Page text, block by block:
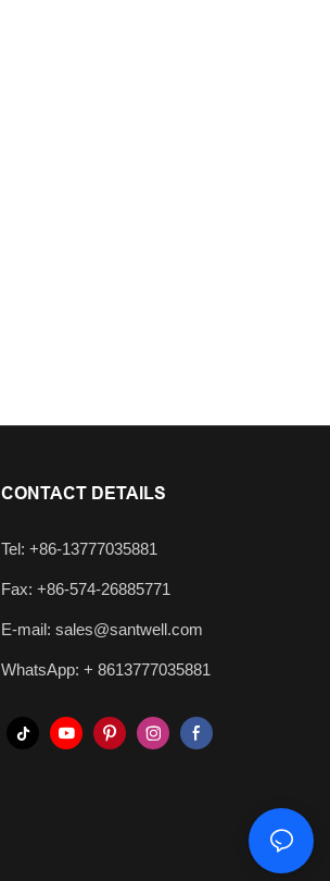
CONTACT DETAILS
Tel: +86-13777035881
Fax: +86-574-26885771
E-mail: sales@santwell.com
WhatsApp: + 8613777035881